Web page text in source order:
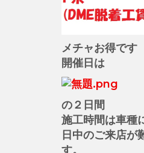
メチャお得です
開催日は
の２日間
施工時間は車種
日中のご来店が
す。